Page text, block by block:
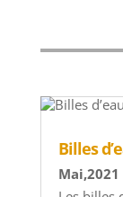
Billes
Mai,2021